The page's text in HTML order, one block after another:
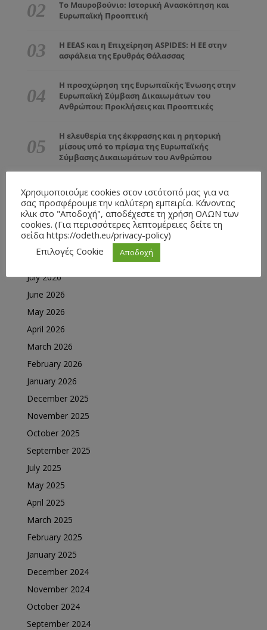
Το Μαυροβούνιο: Ιστορική Ανασκόπηση και
Ευρωπαϊκή Προοπτική
Η EEAS και η Επιχείρηση ASPIDES: Η ΕΕ στην
ασφάλεια της Ερυθράς Θάλασσας
Η προσχώρηση της Ευρωπαϊκής Ένωσης στην
Ευρωπαϊκή Σύμβαση Δικαιωμάτων του
Ανθρώπου: Προκλήσεις και Προοπτικές
Η ελευθερία της έκφρασης και η ρητορική
μίσους υπό το πρίσμα της Ευρωπαϊκής
Σύμβασης Δικαιωμάτων του Ανθρώπου
ARCHIVES
July 2026
June 2026
May 2026
April 2026
March 2026
February 2026
January 2026
December 2025
November 2025
October 2025
September 2025
July 2025
May 2025
April 2025
March 2025
February 2025
January 2025
December 2024
November 2024
October 2024
September 2024
Χρησιμοποιούμε cookies στον ιστότοπό μας για να
σας προσφέρουμε την καλύτερη εμπειρία. Κάνοντας
κλικ στο "Αποδοχή", αποδέχεστε τη χρήση ΟΛΩΝ των
cookies. (Για περισσότερες λεπτομέρειες δείτε τη
σείδα https://odeth.eu/privacy-policy)
Επιλογές Cookie
Αποδοχή